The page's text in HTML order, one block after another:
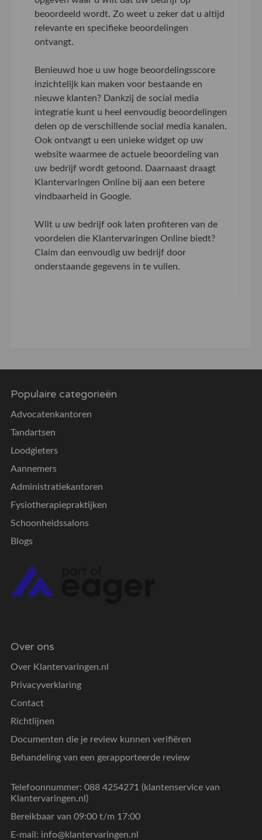
beoordeeld wordt. Zo weet u zeker dat u altijd
relevante en specifieke beoordelingen
ontvangt.
Benieuwd hoe u uw hoge beoordelingsscore
inzichtelijk kan maken voor bestaande en
nieuwe klanten? Dankzij de social media
integratie kunt u heel eenvoudig beoordelingen
delen op de verschillende social media kanalen.
Ook ontvangt u een unieke widget op uw
website waarmee de actuele beoordeling van
uw bedrijf wordt getoond. Daarnaast draagt
Klantervaringen Online bij aan een betere
vindbaarheid in Google.
Wilt u uw bedrijf ook laten profiteren van de
voordelen die Klantervaringen Online biedt?
Claim dan eenvoudig uw bedrijf door
onderstaande gegevens in te vullen.
Populaire categorieën
Advocatenkantoren
Tandartsen
Loodgieters
Aannemers
Administratiekantoren
Fysiotherapiepraktijken
Schoonheidssalons
Blogs
Over ons
Over Klantervaringen.nl
Privacyverklaring
Contact
Richtlijnen
Documenten die je review kunnen verifiëren
Behandeling van een gerapporteerde review
Telefoonnummer: 088 4254271 (klantenservice van
Klantervaringen.nl)
Bereikbaar van 09:00 t/m 17:00
E-mail: info@klantervaringen.nl